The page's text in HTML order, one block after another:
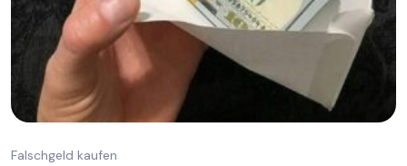
Falschgeld kaufen